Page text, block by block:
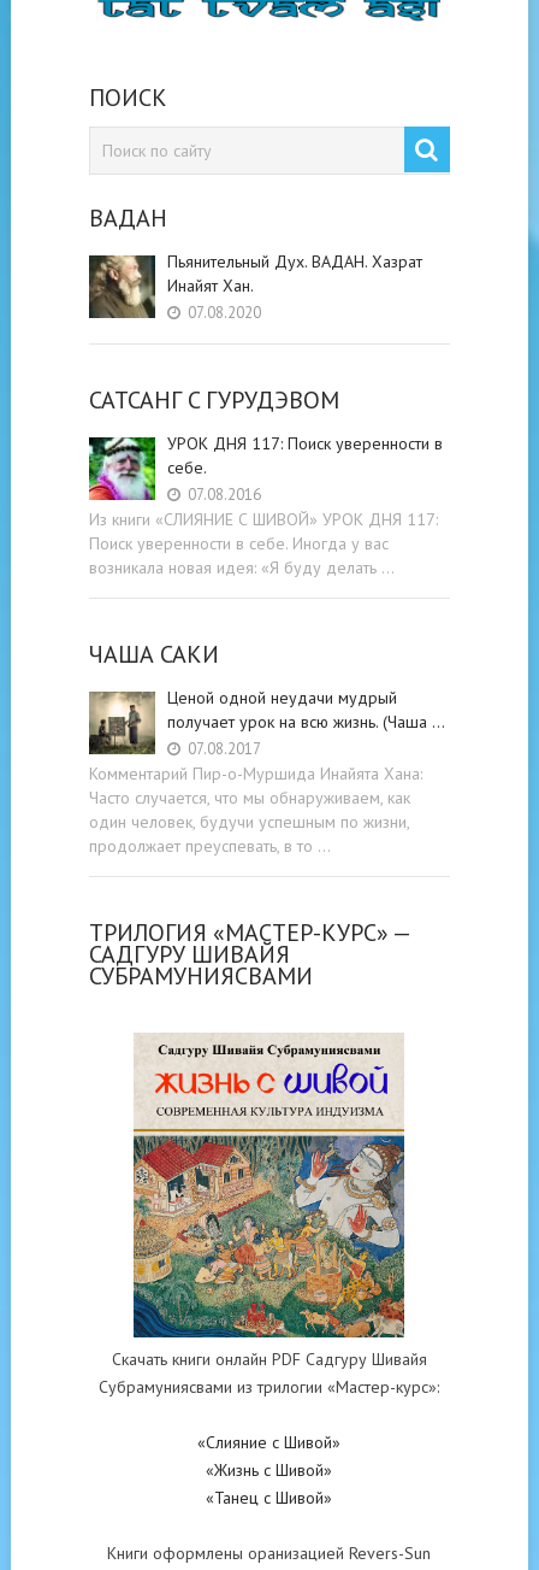
ПОИСК
ВАДАН
Пьянительный Дух. ВАДАН. Хазрат
Инайят Хан.
07.08.2020
САТСАНГ C ГУРУДЭВОМ
УРОК ДНЯ 117: Поиск уверенности в
себе.
07.08.2016
Из книги «СЛИЯНИЕ С ШИВОЙ» УРОК ДНЯ 117:
Поиск уверенности в себе. Иногда у вас
возникала новая идея: «Я буду делать …
ЧАША САКИ
Ценой одной неудачи мудрый
получает урок на всю жизнь. (Чаша …
07.08.2017
Комментарий Пир-о-Муршида Инайята Хана:
Часто случается, что мы обнаруживаем, как
один человек, будучи успешным по жизни,
продолжает преуспевать, в то …
ТРИЛОГИЯ «МАСТЕР-КУРС» —
САДГУРУ ШИВАЙЯ
СУБРАМУНИЯСВАМИ
Скачать книги онлайн PDF Садгуру Шивайя
Субрамуниясвами из трилогии «Мастер-курс»:
«Слияние с Шивой»
«Жизнь с Шивой»
«Танец с Шивой»
Книги оформлены оранизацией Revers-Sun